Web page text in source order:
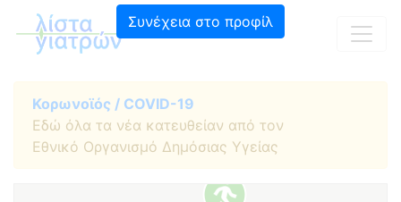
Συνέχεια στο προφίλ
Κορωνοϊός / COVID-19
Εδώ όλα τα νέα κατευθείαν από τον
Εθνικό Οργανισμό Δημόσιας Υγείας